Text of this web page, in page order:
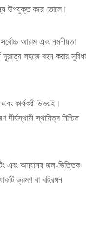
উপযুক্ত করে তোলে।
আরাম এবং নমনীয়তা
দূরত্বে সহজে বহন করার সুবিধা
কার্যকরী উভয়ই।
স্থায়িত্ব নিশ্চিত
এবং অন্যান্য জল-ভিত্তিক
ভ্রমণ বা বহিরঙ্গন